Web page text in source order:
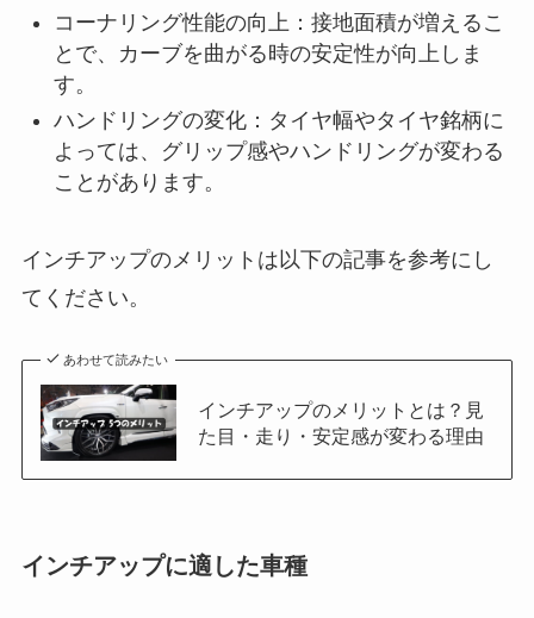
コーナリング性能の向上：接地面積が増えるこ
とで、カーブを曲がる時の安定性が向上しま
す。
ハンドリングの変化：タイヤ幅やタイヤ銘柄に
よっては、グリップ感やハンドリングが変わる
ことがあります。
インチアップのメリットは以下の記事を参考にし
てください。
あわせて読みたい
インチアップのメリットとは？見
た目・走り・安定感が変わる理由
インチアップに適した車種